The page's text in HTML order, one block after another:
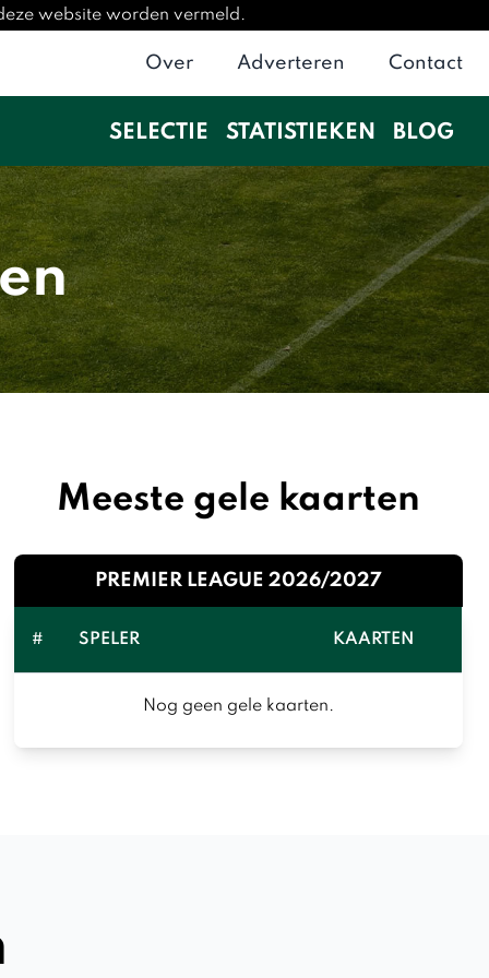
website worden vermeld.
Over Adverteren Contact
SELECTIE STATISTIEKEN BLOG
Meeste gele kaarten
PREMIER LEAGUE 2026/2027
# SPELER KAARTEN
Nog geen gele kaarten.